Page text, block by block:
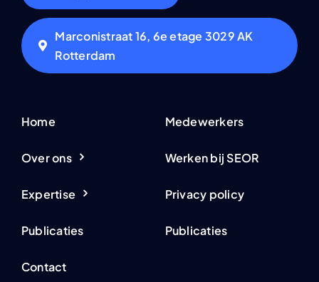
Marconistraat 16, 6e etage 3029 AK
Rotterdam
Home
Over ons
Expertise
Publicaties
Contact
Medewerkers
Werken bij SEOR
Privacy policy
Publicaties